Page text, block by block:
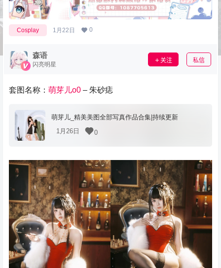
Cosplay 1月22日 0
森语
闪亮明星
关注 私信
套图名称： 萌芽儿o0 – 朱砂痣
萌芽儿_精美美图全部写真作品合集|持续更新
1月26日
0